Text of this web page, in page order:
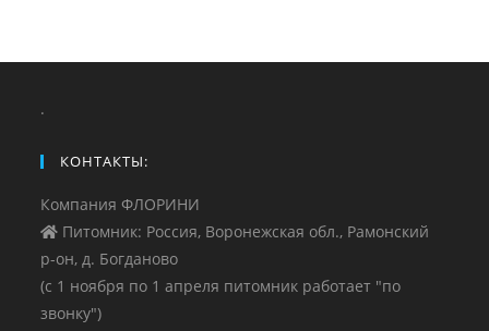
.
КОНТАКТЫ:
Компания ФЛОРИНИ
Питомник: Россия, Воронежская обл., Рамонский
р-он, д. Богданово
(с 1 ноября по 1 апреля питомник работает "по
звонку")